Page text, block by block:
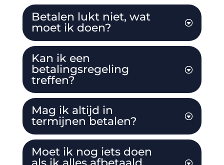
Betalen lukt niet, wat
moet ik doen?
Kan ik een
betalingsregeling
treffen?
Mag ik altijd in
termijnen betalen?
Moet ik nog iets doen